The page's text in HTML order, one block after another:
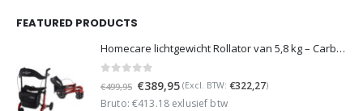
FEATURED PRODUCTS
Homecare lichtgewicht Rollator van 5,8 kg – Carbon rollator tot 150 kg draaggewicht – Dubbel opvouwbaar en inclusief reistas - Rood
out of 5
€499,95 Oorspronkelijke
prijs
€389,95Huidige
prijs
(Excl. BTW: €322,27)
Bruto: €413.18 exlusief btw